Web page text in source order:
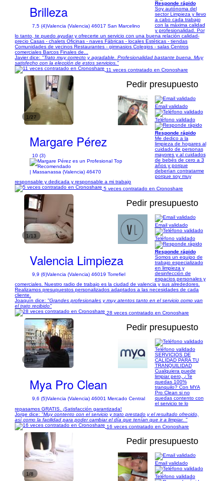
Brilleza
7,5 (4)Valencia (Valencia) 46017 San Marcelino
Responde rápido
Soy autónoma del
sector Limpieza y llevo
a cabo cada trabajo
con la máxima calidad
y profesionalidad. Por
lo tanto, te puedo ayudar y ofrecerte un servicio con una buena relación calidad-
precio Casas - chalets Oficinas - naves Fábricas - locales Estéticas - tiendas
Comunidades de vecinos Restaurantes - gimnasios Colegios - salas Centros
comerciales Barcos Finales de...
Javier dice: "Trato muy correcto y agradable. Profesionalidad bastante buena. Muy
satisfecho con la elección de estos servicios."
11 veces contratado en Cronoshare
1/27
Pedir presupuesto
Margare Pérez
10 (3)
| Massanassa (Valencia) 46470
Email validado
Teléfono validado
Responde rápido
Me dedico a la
limpieza de hogares al
cuidado de personas
mayores y al cuidados
de bebés de cero a 3
años y porque
deberían contratarme
porque soy muy
responsable y dedicada y responsable a mi trabajo
5 veces contratado en Cronoshare
1/13
Pedir presupuesto
Valencia Limpieza
9,9 (6)Valencia (Valencia) 46019 Torrefiel
Email validado
Teléfono validado
Responde rápido
Somos un equipo de
trabajo especializado
en limpieza y
desinfección de
espacios personales y
comerciales. Nuestro radio de trabajo es la ciudad de valencia y sus alrededores.
Realizamos presupuestos personalizados adaptados a las necesidades de cada
cliente.
Joaquín dice: "Grandes profesionales y muy atentos tanto en el servicio como van
el trato recibido"
28 veces contratado en Cronoshare
1/3
Pedir presupuesto
Mya Pro Clean
9,6 (5)Valencia (Valencia) 46001 Mercado Central
Teléfono validado
SERVICIOS DE
CALIDAD PARA TU
TRANQUILIDAD
Cualquiera puede
limpiar pero, ¿Te
quedas 100%
tranquilo? Con MYA
Pro Clean si no
quedas contento con
el servicio te lo
repasamos GRATIS. ¡Satisfacción garantizada!
Jorge dice: "Muy contento con el servicio y trato prestado y el resultado ofrecido,
así como la facilidad para poder cambiar el día que tenían que ir a limpiar. "
16 veces contratado en Cronoshare
1/8
Pedir presupuesto
Email validado
Teléfono validado